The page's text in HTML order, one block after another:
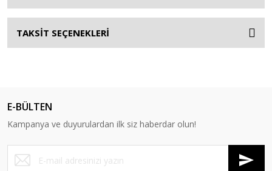
TAKSİT SEÇENEKLERİ
E-BÜLTEN
Kampanya ve duyurulardan ilk siz haberdar olun!